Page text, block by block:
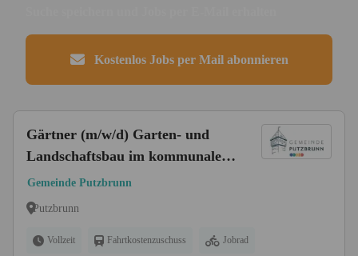
Kostenlos Jobs per Mail abonnieren
Gärtner (m/w/d) Garten- und
Landschaftsbau im kommunalen
Bauhof
Gemeinde Putzbrunn
Putzbrunn
Vollzeit Fahrtkostenzuschuss Jobrad